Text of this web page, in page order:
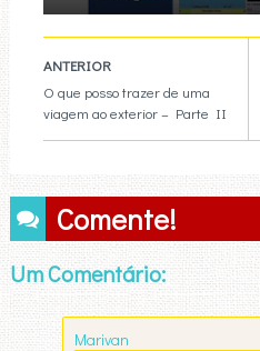
ANTERIOR
O que posso trazer de uma
viagem ao exterior – Parte II
Comente!
Um Comentário:
Marivan